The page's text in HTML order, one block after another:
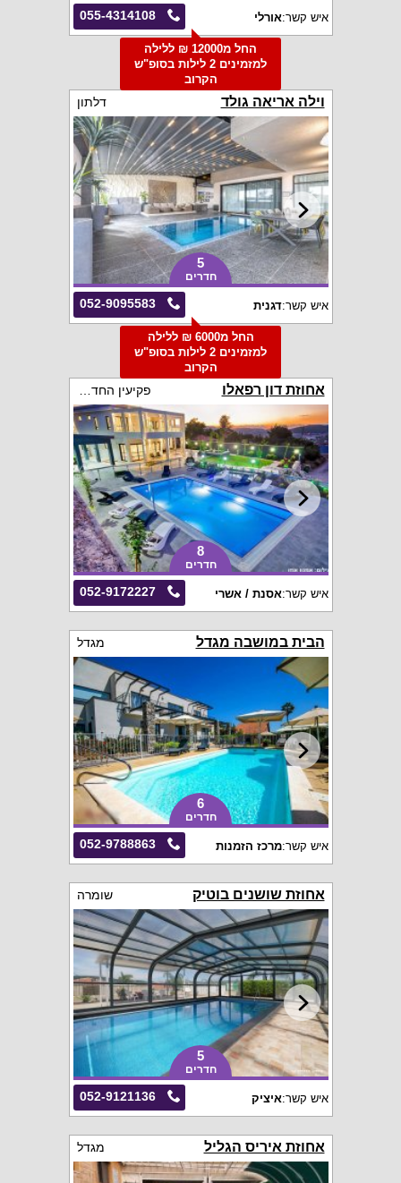
055-4314108 איש קשר:אורלי
החל מ12000 ₪ ללילה
למזמינים 2 לילות בסופ"ש
הקרוב
וילה אריאה גולד דלתון
5
חדרים
052-9095583 איש קשר:דגנית
החל מ6000 ₪ ללילה
למזמינים 2 לילות בסופ"ש
הקרוב
אחוזת דון רפאלו
8
חדרים
052-9172227 איש קשר:אסנת / אשרי
הבית במושבה מגדל מגדל
6
חדרים
052-9788863 איש קשר:מרכז הזמנות
אחוזת שושנים בוטיק שומרה
5
חדרים
052-9121136 איש קשר:איציק
אחוזת איריס הגליל מגדל